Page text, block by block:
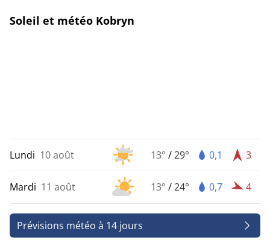
Soleil et météo Kobryn
Lundi 10 août 13° /29° 0,1 3
Mardi 11 août 13° /24° 0,7 4
Prévisions météo à 14 jours